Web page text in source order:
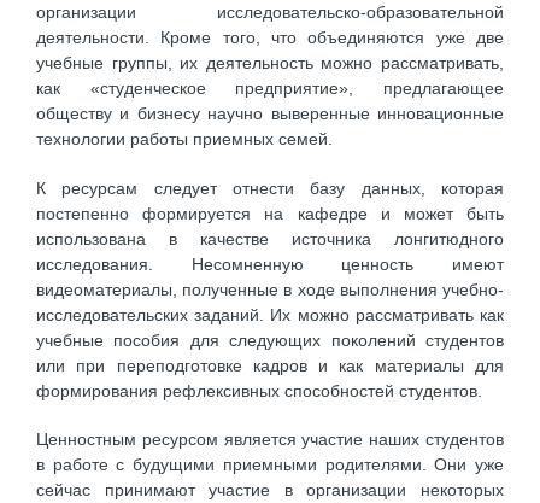
организации исследовательско-образовательной
деятельности. Кроме того, что объединяются уже две
учебные группы, их деятельность можно рассматривать,
как «студенческое предприятие», предлагающее
обществу и бизнесу научно выверенные инновационные
технологии работы приемных семей.
К ресурсам следует отнести базу данных, которая
постепенно формируется на кафедре и может быть
использована в качестве источника лонгитюдного
исследования. Несомненную ценность имеют
видеоматериалы, полученные в ходе выполнения учебно-
исследовательских заданий. Их можно рассматривать как
учебные пособия для следующих поколений студентов
или при переподготовке кадров и как материалы для
формирования рефлексивных способностей студентов.
Ценностным ресурсом является участие наших студентов
в работе с будущими приемными родителями. Они уже
сейчас принимают участие в организации некоторых